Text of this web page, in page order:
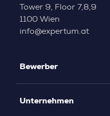
Tower 9, Floor 7,8,9
1100 Wien
info@expertum.at
Bewerber
Unternehmen